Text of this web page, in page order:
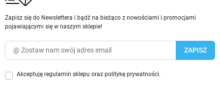
Zapisz się do Newslettera i bądź na bieżąco z nowościami i promocjami
pojawiającymi się w naszym sklepie!
Akceptuję regulamin sklepu oraz politykę prywatności.